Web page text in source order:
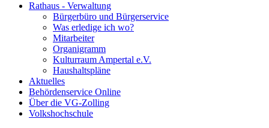
Rathaus - Verwaltung
Bürgerbüro und Bürgerservice
Was erledige ich wo?
Mitarbeiter
Organigramm
Kulturraum Ampertal e.V.
Haushaltspläne
Aktuelles
Behördenservice Online
Über die VG-Zolling
Volkshochschule